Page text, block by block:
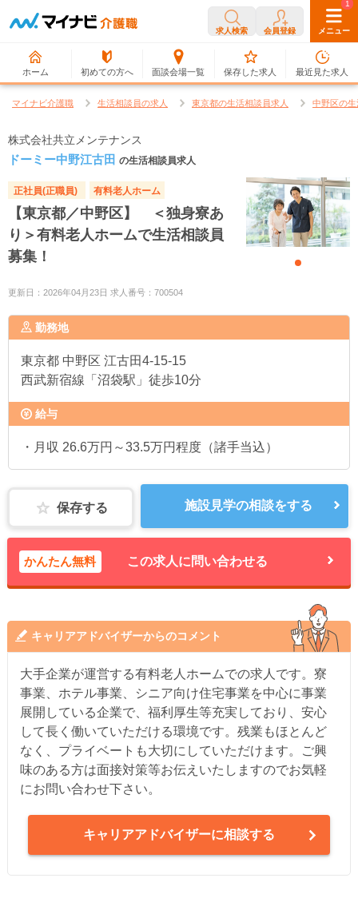
求人検索 会員登録 メニュー
ホーム 初めての方へ 面談会場一覧
0
保存した求人
1
最近見た求人
マイナビ介護職 生活相談員の求人 東京都の生活相談員求人 中野区の
株式会社共立メンテナンス
ドーミー中野江古田 の生活相談員求人
正社員(正職員) 有料老人ホーム
【東京都／中野区】 ＜独身寮あ
り＞有料老人ホームで生活相談員
募集！
更新日：2026年04月23日 求人番号：700504
勤務地
東京都 中野区 江古田4-15-15
西武新宿線「沼袋駅」徒歩10分
給与
・月収 26.6万円～33.5万円程度（諸手当込）
保存する 施設見学の相談をする
かんたん無料 この求人に問い合わせる
キャリアアドバイザーからのコメント
大手企業が運営する有料老人ホームでの求人です。寮
事業、ホテル事業、シニア向け住宅事業を中心に事業
展開している企業で、福利厚生等充実しており、安心
して長く働いていただける環境です。残業もほとんど
なく、プライベートも大切にしていただけます。ご興
味のある方は面接対策等お伝えいたしますのでお気軽
にお問い合わせ下さい。
キャリアアドバイザーに相談する